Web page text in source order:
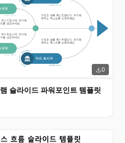
0
슬라이드 파워포인트 템플릿